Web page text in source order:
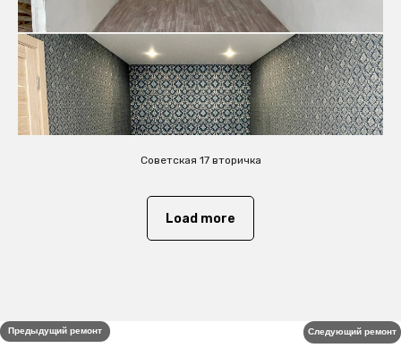
Советская 17 вторичка
Load more
Предыдущий ремонт Следующий ремонт